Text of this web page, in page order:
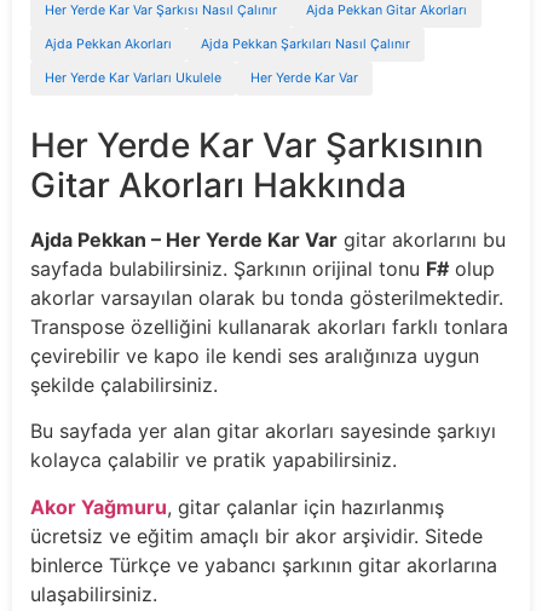
Her Yerde Kar Var Şarkısı Nasıl Çalınır Ajda Pekkan Gitar Akorları
Ajda Pekkan Akorları Ajda Pekkan Şarkıları Nasıl Çalınır
Her Yerde Kar Varları Ukulele Her Yerde Kar Var
Her Yerde Kar Var Şarkısının
Gitar Akorları Hakkında
Ajda Pekkan – Her Yerde Kar Var gitar akorlarını bu
sayfada bulabilirsiniz. Şarkının orijinal tonu F# olup
akorlar varsayılan olarak bu tonda gösterilmektedir.
Transpose özelliğini kullanarak akorları farklı tonlara
çevirebilir ve kapo ile kendi ses aralığınıza uygun
şekilde çalabilirsiniz.
Bu sayfada yer alan gitar akorları sayesinde şarkıyı
kolayca çalabilir ve pratik yapabilirsiniz.
Akor Yağmuru, gitar çalanlar için hazırlanmış
ücretsiz ve eğitim amaçlı bir akor arşividir. Sitede
binlerce Türkçe ve yabancı şarkının gitar akorlarına
ulaşabilirsiniz.